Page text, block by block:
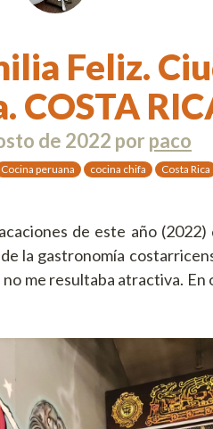
Feliz.
COSTA
de 2022 por paco
Cocina peruana cocina chifa Costa Rica
de este año
la gastronomía
me resultaba atractiva.